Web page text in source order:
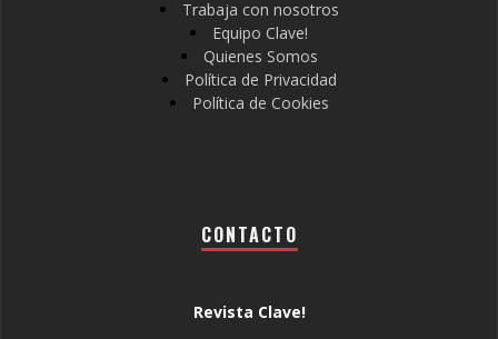
Trabaja con nosotros
Equipo Clave!
Quienes Somos
Política de Privacidad
Política de Cookies
CONTACTO
Revista Clave!